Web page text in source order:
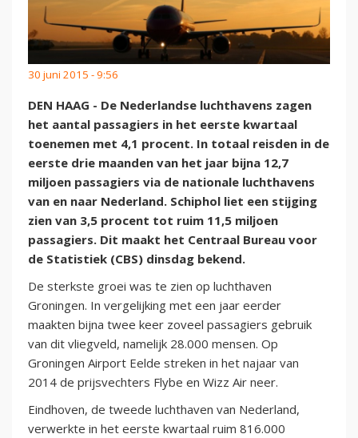
30 juni 2015 - 9:56
DEN HAAG - De Nederlandse luchthavens zagen
het aantal passagiers in het eerste kwartaal
toenemen met 4,1 procent. In totaal reisden in de
eerste drie maanden van het jaar bijna 12,7
miljoen passagiers via de nationale luchthavens
van en naar Nederland. Schiphol liet een stijging
zien van 3,5 procent tot ruim 11,5 miljoen
passagiers. Dit maakt het Centraal Bureau voor
de Statistiek (CBS) dinsdag bekend.
De sterkste groei was te zien op luchthaven
Groningen. In vergelijking met een jaar eerder
maakten bijna twee keer zoveel passagiers gebruik
van dit vliegveld, namelijk 28.000 mensen. Op
Groningen Airport Eelde streken in het najaar van
2014 de prijsvechters Flybe en Wizz Air neer.
Eindhoven, de tweede luchthaven van Nederland,
verwerkte in het eerste kwartaal ruim 816.000